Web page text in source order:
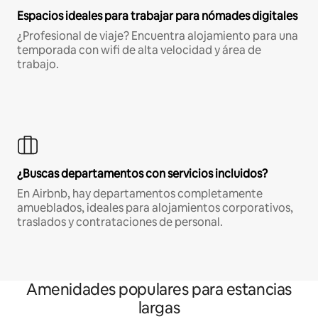
Espacios ideales para trabajar para nómades digitales
¿Profesional de viaje? Encuentra alojamiento para una
temporada con wifi de alta velocidad y área de
trabajo.
¿Buscas departamentos con servicios incluidos?
En Airbnb, hay departamentos completamente
amueblados, ideales para alojamientos corporativos,
traslados y contrataciones de personal.
Amenidades populares para estancias
largas